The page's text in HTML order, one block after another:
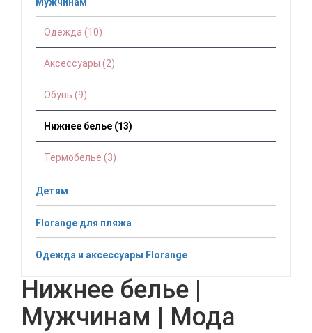
Одежда (10)
Аксессуары (2)
Обувь (9)
Нижнее белье (13)
Термобелье (3)
Детям
Florange для пляжа
Одежда и аксессуары Florange
Нижнее белье |
Мужчинам | Мода